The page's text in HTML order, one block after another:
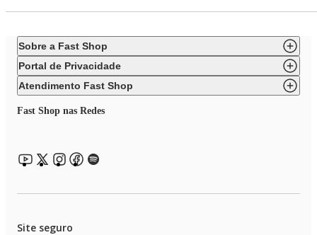
Sobre a Fast Shop
Portal de Privacidade
Atendimento Fast Shop
Fast Shop nas Redes
Site seguro